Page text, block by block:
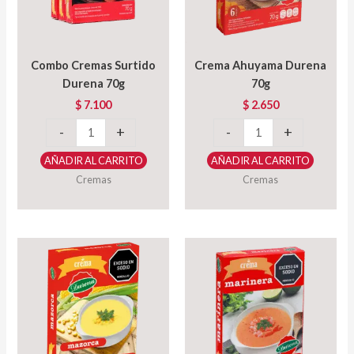
Combo Cremas Surtido
Durena 70g
$ 7.100
-
Cremas
Surtido
Durena
+
AÑADIR AL CARRITO
Cremas
Crema Ahuyama Durena
70g
$2.650
-
Ahuyama
Durena
+
AÑADIR AL CARRITO
Cremas